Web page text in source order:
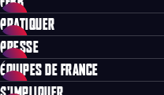
PRATIQUER
PRESSE
ÉQUIPES DE FRANCE